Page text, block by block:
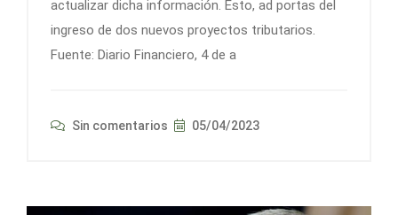
actualizar dicha información. Esto, ad portas del
ingreso de dos nuevos proyectos tributarios.
Fuente: Diario Financiero, 4 de a
Sin comentarios 05/04/2023